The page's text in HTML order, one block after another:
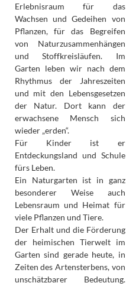
Erlebnisraum für das
Wachsen und Gedeihen von
Pflanzen, für das Begreifen
von Naturzusammenhängen
und Stoffkreisläufen. Im
Garten leben wir nach dem
Rhythmus der Jahreszeiten
und mit den Lebensgesetzen
der Natur. Dort kann der
erwachsene Mensch sich
wieder „erden“.
Für Kinder ist er
Entdeckungsland und Schule
fürs Leben.
Ein Naturgarten ist in ganz
besonderer Weise auch
Lebensraum und Heimat für
viele Pflanzen und Tiere.
Der Erhalt und die Förderung
der heimischen Tierwelt im
Garten sind gerade heute, in
Zeiten des Artensterbens, von
unschätzbarer Bedeutung.